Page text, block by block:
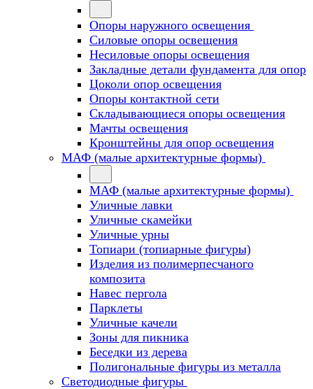
Опоры наружного освещения
Силовые опоры освещения
Несиловые опоры освещения
Закладные детали фундамента для опор
Цоколи опор освещения
Опоры контактной сети
Cкладывающиеся опоры освещения
Мачты освещения
Кронштейны для опор освещения
МАФ (малые архитектурные формы)
МАФ (малые архитектурные формы)
Уличные лавки
Уличные скамейки
Уличные урны
Топиари (топиарные фигуры)
Изделия из полимерпесчаного
композита
Навес пергола
Парклеты
Уличные качели
Зоны для пикника
Беседки из дерева
Полигональные фигуры из металла
Светодиодные фигуры